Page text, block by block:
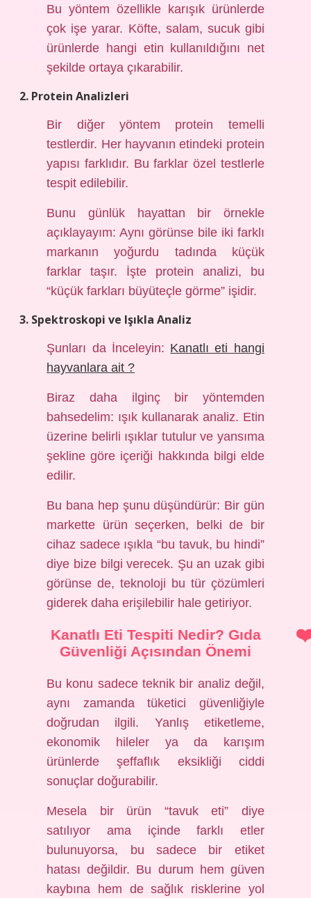
Bu yöntem özellikle karışık ürünlerde
çok işe yarar. Köfte, salam, sucuk gibi
ürünlerde hangi etin kullanıldığını net
şekilde ortaya çıkarabilir.
2. Protein Analizleri
Bir diğer yöntem protein temelli
testlerdir. Her hayvanın etindeki protein
yapısı farklıdır. Bu farklar özel testlerle
tespit edilebilir.
Bunu günlük hayattan bir örnekle
açıklayayım: Aynı görünse bile iki farklı
markanın yoğurdu tadında küçük
farklar taşır. İşte protein analizi, bu
“küçük farkları büyüteçle görme” işidir.
3. Spektroskopi ve Işıkla Analiz
Şunları da İnceleyin: Kanatlı eti hangi
hayvanlara ait ?
Biraz daha ilginç bir yöntemden
bahsedelim: ışık kullanarak analiz. Etin
üzerine belirli ışıklar tutulur ve yansıma
şekline göre içeriği hakkında bilgi elde
edilir.
Bu bana hep şunu düşündürür: Bir gün
markette ürün seçerken, belki de bir
cihaz sadece ışıkla “bu tavuk, bu hindi”
diye bize bilgi verecek. Şu an uzak gibi
görünse de, teknoloji bu tür çözümleri
giderek daha erişilebilir hale getiriyor.
Kanatlı Eti Tespiti Nedir? Gıda
Güvenliği Açısından Önemi
Bu konu sadece teknik bir analiz değil,
aynı zamanda tüketici güvenliğiyle
doğrudan ilgili. Yanlış etiketleme,
ekonomik hileler ya da karışım
ürünlerde şeffaflık eksikliği ciddi
sonuçlar doğurabilir.
Mesela bir ürün “tavuk eti” diye
satılıyor ama içinde farklı etler
bulunuyorsa, bu sadece bir etiket
hatası değildir. Bu durum hem güven
kaybına hem de sağlık risklerine yol